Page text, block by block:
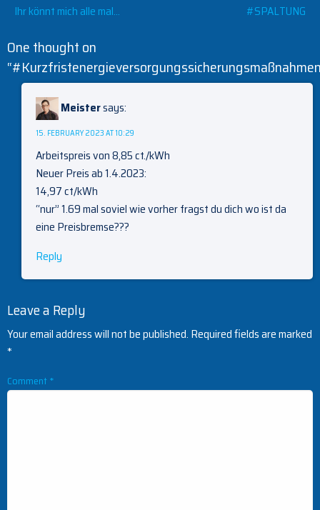
Post
Ihr könnt mich alle mal… #SPALTUNG
One thought on
“
Meistersays:
15. FEBRUARY 2023 AT 10:29
Arbeitspreis von 8,85 ct./kWh
Neuer Preis ab 1.4.2023:
14,97 ct/kWh
“nur” 1.69 mal soviel wie vorher fragst du dich wo ist da
eine Preisbremse???
Reply
Leave a Reply
Your email address will not be published. Required fields are marked
*
Comment*